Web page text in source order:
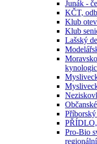
Junák -
KČT,
Klub
Klub
Lašský
PŘÍDLO,
Pro-Bio